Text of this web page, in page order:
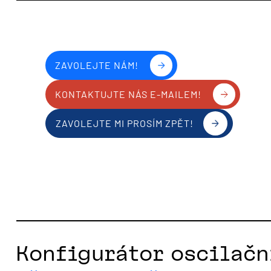
ZAVOLEJTE NÁM!
KONTAKTUJTE NÁS E-MAILEM!
ZAVOLEJTE MI PROSÍM ZPĚT!
Konfigurátor